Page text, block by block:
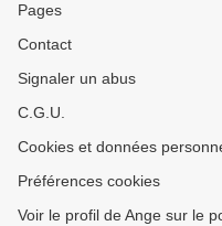
Pages
Contact
Signaler un abus
C.G.U.
Cookies et données
Préférences cookies
Voir le profil de Ange sur le